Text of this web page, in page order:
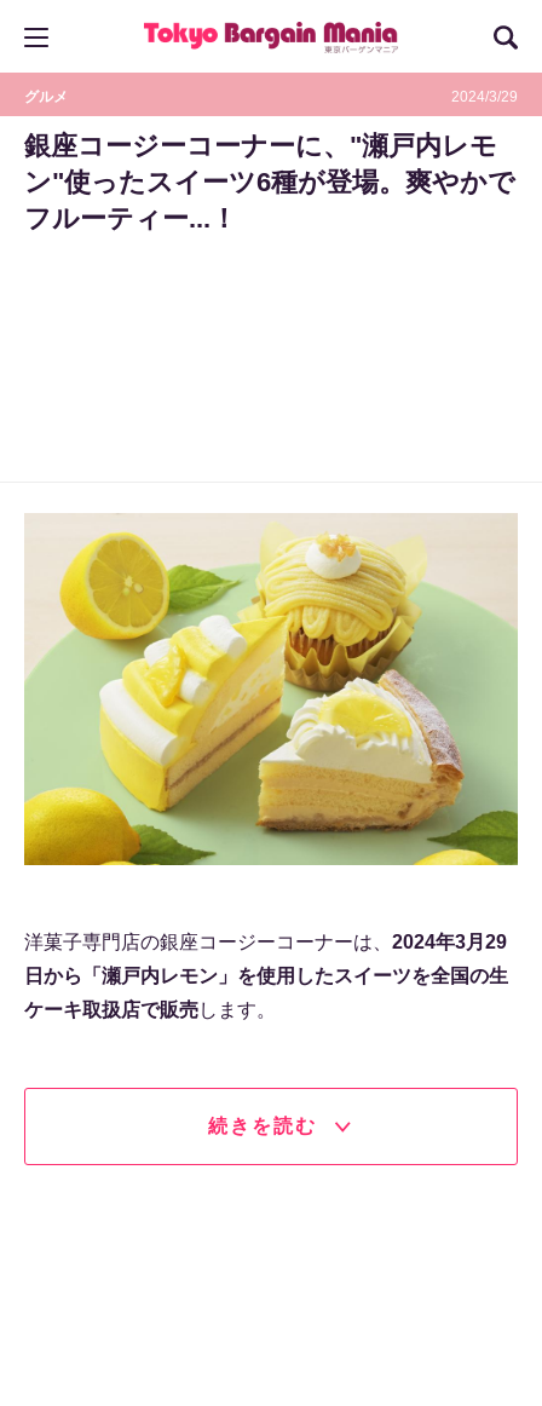
グルメ 2024/3/29
銀座コージーコーナーに、"瀬戸内レモ
ン"使ったスイーツ6種が登場。爽やかで
フルーティー...！
洋菓子専門店の銀座コージーコーナーは、 2024年3月29
日から「瀬戸内レモン」を使用したスイーツを全国の生
ケーキ取扱店で販売します。
続きを読む